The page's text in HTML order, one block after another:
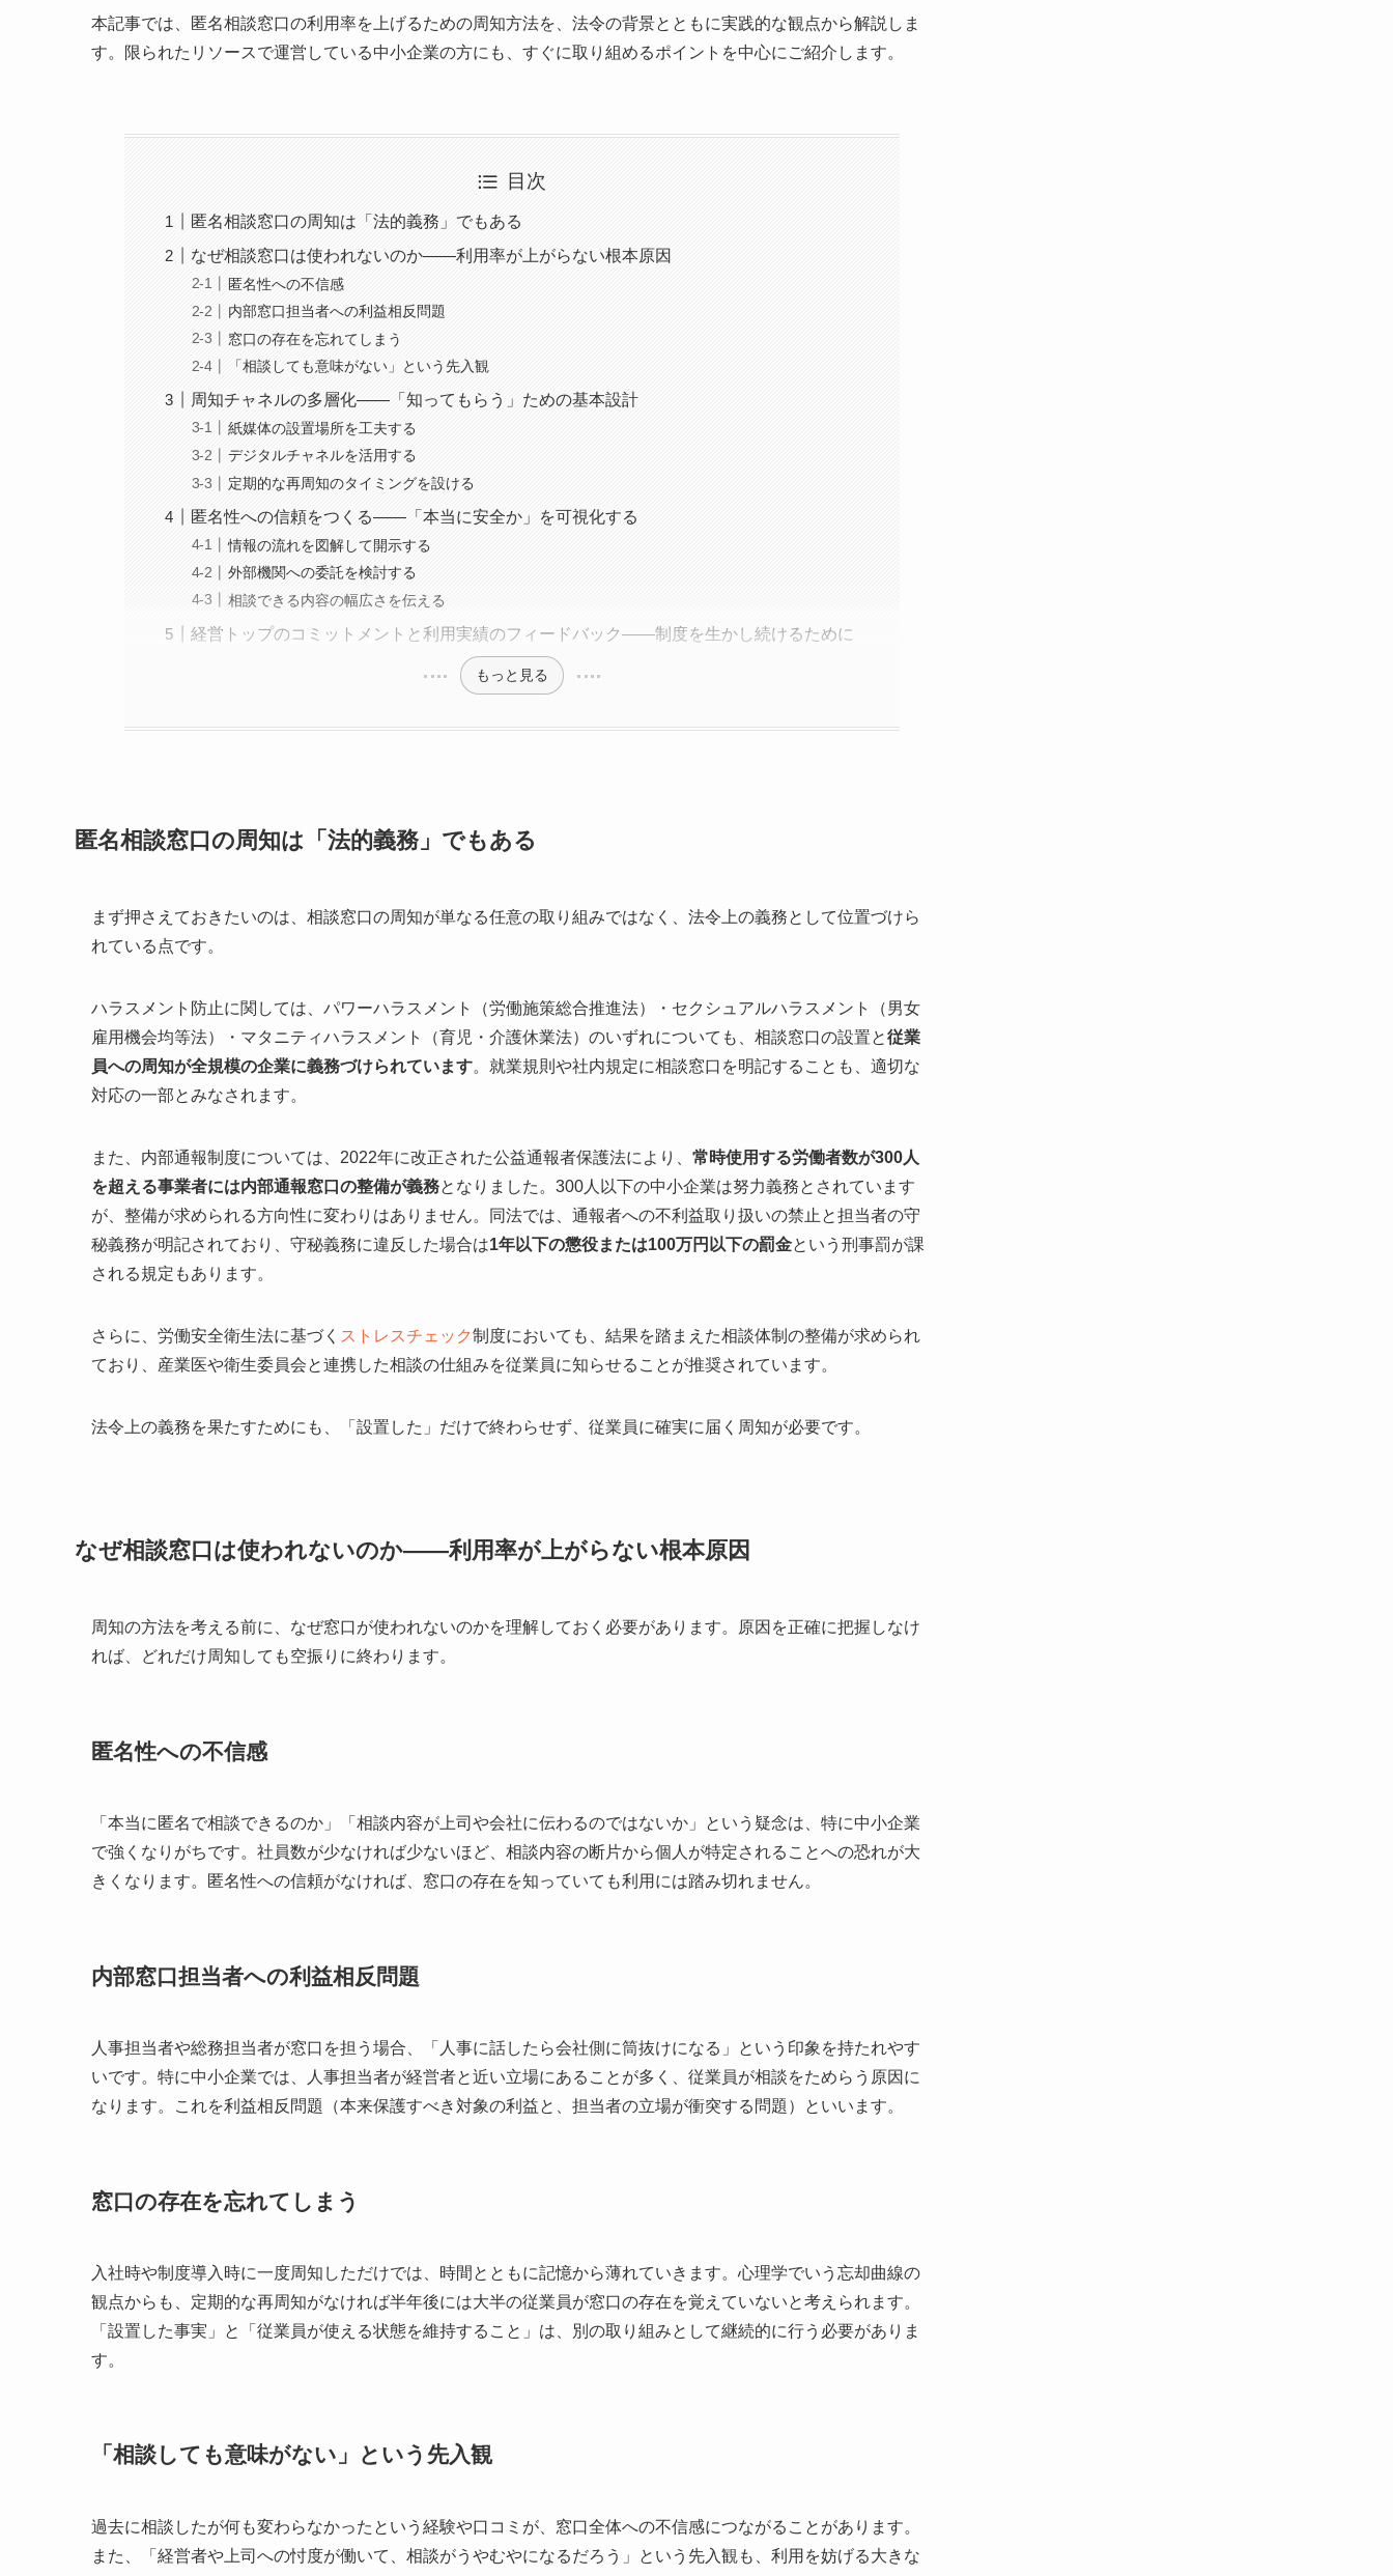
本記事では、匿名相談窓口の利用率を上げるための周知方法を、法令の背景とともに実践的な観点から解説しま
す。限られたリソースで運営している中小企業の方にも、すぐに取り組めるポイントを中心にご紹介します。
目次
匿名相談窓口の周知は「法的義務」でもある
なぜ相談窓口は使われないのか——利用率が上がらない根本原因
匿名性への不信感
内部窓口担当者への利益相反問題
窓口の存在を忘れてしまう
「相談しても意味がない」という先入観
周知チャネルの多層化——「知ってもらう」ための基本設計
紙媒体の設置場所を工夫する
デジタルチャネルを活用する
定期的な再周知のタイミングを設ける
匿名性への信頼をつくる——「本当に安全か」を可視化する
情報の流れを図解して開示する
外部機関への委託を検討する
相談できる内容の幅広さを伝える
経営トップのコミットメントと利用実績のフィードバック——制度を生かし続けるために
もっと見る
匿名相談窓口の周知は「法的義務」でもある
まず押さえておきたいのは、相談窓口の周知が単なる任意の取り組みではなく、法令上の義務として位置づけら
れている点です。
ハラスメント防止に関しては、パワーハラスメント（労働施策総合推進法）・セクシュアルハラスメント（男女
雇用機会均等法）・マタニティハラスメント（育児・介護休業法）のいずれについても、相談窓口の設置と従業
員への周知が全規模の企業に義務づけられています。就業規則や社内規定に相談窓口を明記することも、適切な
対応の一部とみなされます。
また、内部通報制度については、2022年に改正された公益通報者保護法により、 常時使用する労働者数が300人
を超える事業者には内部通報窓口の整備が義務となりました。300人以下の中小企業は努力義務とされています
が、整備が求められる方向性に変わりはありません。同法では、通報者への不利益取り扱いの禁止と担当者の守
秘義務が明記されており、守秘義務に違反した場合は1年以下の懲役または100万円以下の罰金という刑事罰が課
される規定もあります。
さらに、労働安全衛生法に基づく ストレスチェック制度においても、結果を踏まえた相談体制の整備が求められ
ており、産業医や衛生委員会と連携した相談の仕組みを従業員に知らせることが推奨されています。
法令上の義務を果たすためにも、「設置した」だけで終わらせず、従業員に確実に届く周知が必要です。
なぜ相談窓口は使われないのか——利用率が上がらない根本原因
周知の方法を考える前に、なぜ窓口が使われないのかを理解しておく必要があります。原因を正確に把握しなけ
れば、どれだけ周知しても空振りに終わります。
匿名性への不信感
「本当に匿名で相談できるのか」「相談内容が上司や会社に伝わるのではないか」という疑念は、特に中小企業
で強くなりがちです。社員数が少なければ少ないほど、相談内容の断片から個人が特定されることへの恐れが大
きくなります。匿名性への信頼がなければ、窓口の存在を知っていても利用には踏み切れません。
内部窓口担当者への利益相反問題
人事担当者や総務担当者が窓口を担う場合、「人事に話したら会社側に筒抜けになる」という印象を持たれやす
いです。特に中小企業では、人事担当者が経営者と近い立場にあることが多く、従業員が相談をためらう原因に
なります。これを利益相反問題（本来保護すべき対象の利益と、担当者の立場が衝突する問題）といいます。
窓口の存在を忘れてしまう
入社時や制度導入時に一度周知しただけでは、時間とともに記憶から薄れていきます。心理学でいう忘却曲線の
観点からも、定期的な再周知がなければ半年後には大半の従業員が窓口の存在を覚えていないと考えられます。
「設置した事実」と「従業員が使える状態を維持すること」は、別の取り組みとして継続的に行う必要がありま
す。
「相談しても意味がない」という先入観
過去に相談したが何も変わらなかったという経験や口コミが、窓口全体への不信感につながることがあります。
また、「経営者や上司への忖度が働いて、相談がうやむやになるだろう」という先入観も、利用を妨げる大きな